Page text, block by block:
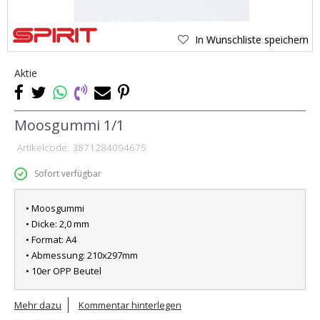
In Wunschliste speichern
Aktie
Moosgummi 1/1
Artikelcode: 3871284094675
Sofort verfügbar
• Moosgummi
• Dicke: 2,0 mm
• Format: A4
• Abmessung: 210x297mm
• 10er OPP Beutel
Mehr dazu Kommentar hinterlegen